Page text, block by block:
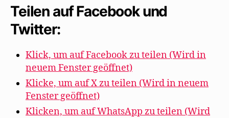
Proben
zu
Teilen auf Facebook und
Twitter:
Klick, um auf Facebook zu teilen (Wird in
neuem Fenster geöffnet)
Klicke, um auf X zu teilen (Wird in neuem
Fenster geöffnet)
Klicken, um auf WhatsApp zu teilen (Wird